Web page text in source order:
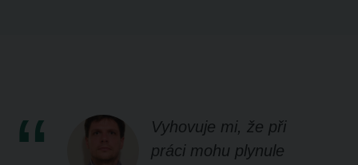
Vyhovuje mi, že při
práci mohu plynule